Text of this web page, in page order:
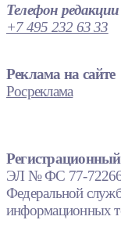
Телефон редакции
+7 495 232 63 33
Реклама на сайте
Росреклама
ЭЛ № ФС 77-72266
Федеральной
информационных